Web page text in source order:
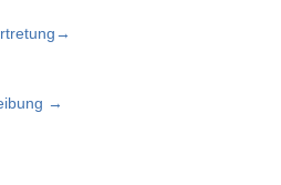
→